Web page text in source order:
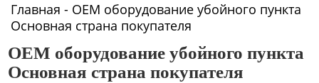
Главная - OEM оборудование убойного пункта
Основная страна покупателя
OEM оборудование убойного пункта
Основная страна покупателя